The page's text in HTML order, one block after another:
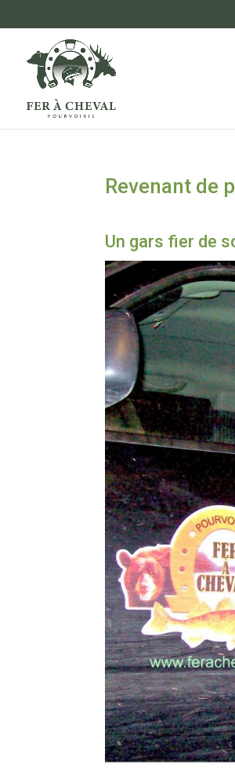
Revenant de
Un gars fier de